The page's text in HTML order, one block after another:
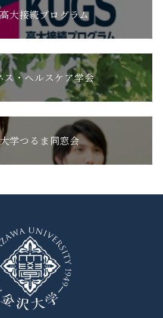
大接続プログラム
ス・ヘルスケア学会
学つるま同窓会